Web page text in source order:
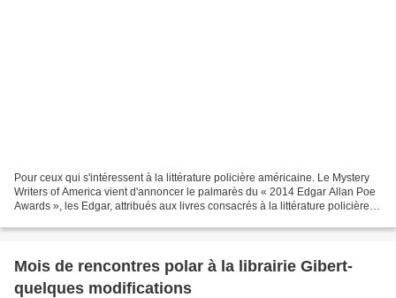
Pour ceux qui s'intéressent à la littérature policière américaine. Le Mystery
Writers of America vient d'annoncer le palmarès du « 2014 Edgar Allan Poe
Awards », les Edgar, attribués aux livres consacrés à la littérature policière et
Mois de rencontres polar à la librairie Gibert-
quelques modifications